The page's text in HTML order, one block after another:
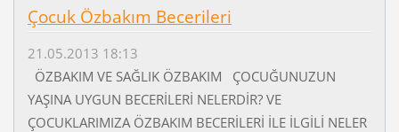
Çocuk Özbakım Becerileri
21.05.2013 18:13
ÖZBAKIM VE SAĞLIK ÖZBAKIM ÇOCUĞUNUZUN
YAŞINA UYGUN BECERİLERİ NELERDİR? VE
ÇOCUKLARIMIZA ÖZBAKIM BECERİLERİ İLE İLGİLİ NELER